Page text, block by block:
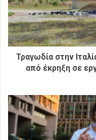
η
λ
ε
κ
τ
κ
Τραγωδία στην
από έκρηξη σε